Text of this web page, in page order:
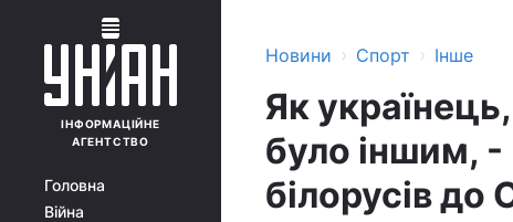
ІНФОРМАЦІЙНЕ
АГЕНТСТВО
Головна
Війна
Новини › Спорт › Інше
Як
було іншим, -
білорусів до